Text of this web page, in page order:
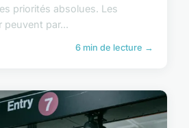
priorités absolues. Les
peuvent par...
6 min de lecture →